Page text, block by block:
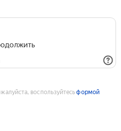
воспользуйтесьформой